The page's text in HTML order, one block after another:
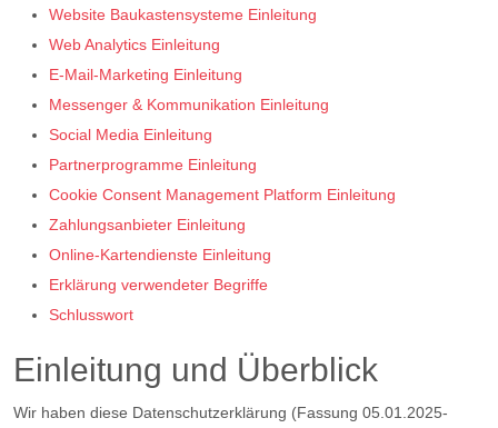
Website Baukastensysteme Einleitung
Web Analytics Einleitung
E-Mail-Marketing Einleitung
Messenger & Kommunikation Einleitung
Social Media Einleitung
Partnerprogramme Einleitung
Cookie Consent Management Platform Einleitung
Zahlungsanbieter Einleitung
Online-Kartendienste Einleitung
Erklärung verwendeter Begriffe
Schlusswort
Einleitung und Überblick
Wir haben diese Datenschutzerklärung (Fassung 05.01.2025-